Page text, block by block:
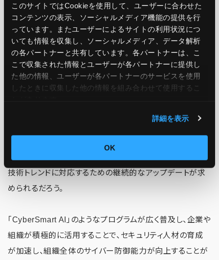
このサイトではCookieを使用して、ユーザーに合わせた
コンテンツの表示、ソーシャルメディア機能の提供を行
っています。またユーザーによるサイトの利用状況につ
いても情報を収集し、ソーシャルメディア、データ解析
の各パートナーと共有しています。各パートナーは、こ
こで収集された情報とユーザーが各パートナーに提供し
た他の情報、ユーザーが各パートナーのサービスを使用
したときに収集した他の情報を組み合わせて使用​​するこ
詳細を表示
OK
サイバーセキュリティの未来は、今日の人材育成にかかって
いる。
マイクロソフトの「CyberSmart AI」プログラムは、セキュリ
ティ人材のスキル向上を支援する有力なツールとして期待
することが予想される中、セキュリティ教育もまた、最新の
技術トレンドに対応するための継続的なアップデートが求
められるだろう。
「CyberSmart AI」のようなプログラムが広く普及し、企業や
組織が積極的に活用することで、セキュリティ人材の育成
が加速し、組織全体のサイバー防御能力が向上することが